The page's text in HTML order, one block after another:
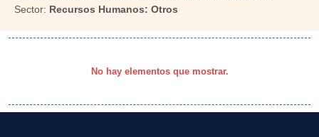
Sector: Recursos Humanos: Otros
No hay elementos que mostrar.